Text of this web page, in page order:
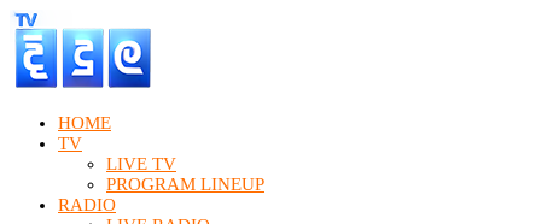
HOME
TV
LIVE TV
PROGRAM LINEUP
RADIO